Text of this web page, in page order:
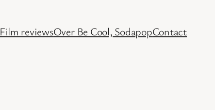
Film reviewsOver Be Cool, SodapopContact